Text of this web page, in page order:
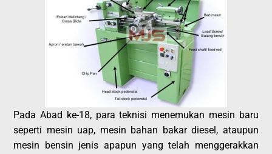
Pada Abad ke-18, para teknisi menemukan mesin baru
seperti mesin uap, mesin bahan bakar diesel, ataupun
mesin bensin jenis apapun yang telah menggerakkan